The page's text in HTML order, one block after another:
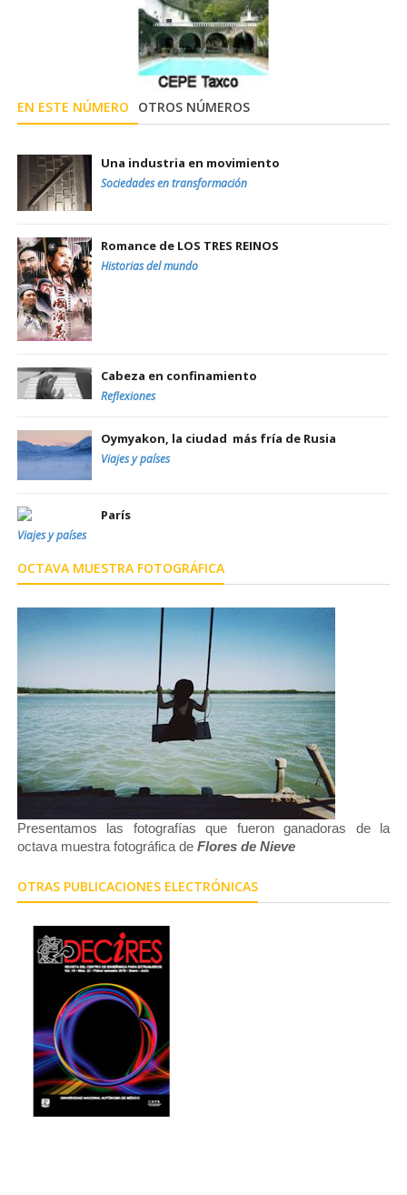
EN ESTE NÚMERO OTROS NÚMEROS
Una industria en movimiento
Sociedades en transformación
Romance de LOS TRES REINOS
Historias del mundo
Cabeza en confinamiento
Reflexiones
Oymyakon, la ciudad más fría de Rusia
Viajes y países
París
Viajes y países
OCTAVA MUESTRA FOTOGRÁFICA
Presentamos las fotografías que fueron ganadoras de la
octava muestra fotográfica de Flores de Nieve
OTRAS PUBLICACIONES ELECTRÓNICAS